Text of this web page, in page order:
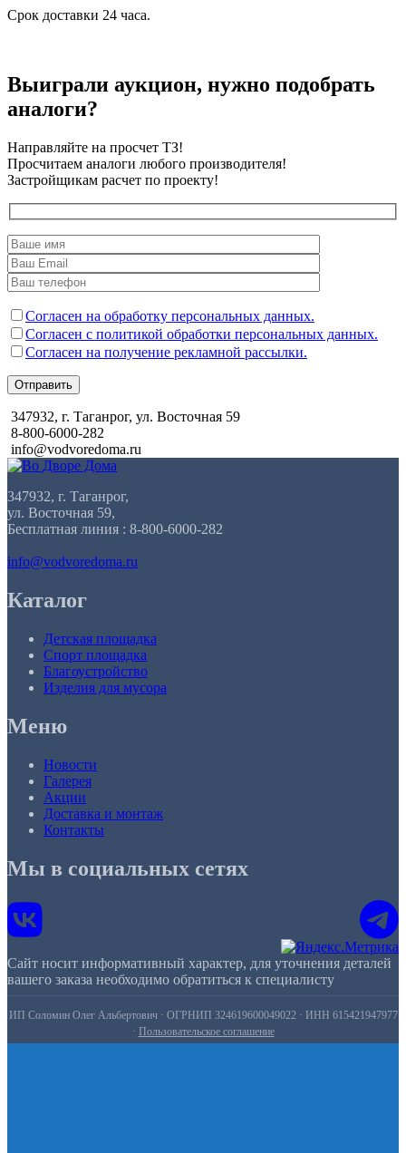
Срок доставки 24 часа.
Выиграли аукцион, нужно подобрать
аналоги?
Направляйте на просчет ТЗ!
Просчитаем аналоги любого производителя!
Застройщикам расчет по проекту!
Согласен на обработку персональных данных.
Согласен с политикой обработки персональных данных.
Согласен на получение рекламной рассылки.
Отправить
347932, г. Таганрог, ул. Восточная 59
8-800-6000-282
info@vodvoredoma.ru
347932, г. Таганрог,
ул. Восточная 59,
Бесплатная линия : 8-800-6000-282
info@vodvoredoma.ru
Каталог
Детская площадка
Спорт площадка
Благоустройство
Изделия для мусора
Меню
Новости
Галерея
Акции
Доставка и монтаж
Контакты
Мы в социальных сетях
Сайт носит информативный характер, для уточнения деталей
вашего заказа необходимо обратиться к специалисту
ИП Соломин Олег Альбертович · ОГРНИП 324619600049022 · ИНН 615421947977
· Пользовательское соглашение